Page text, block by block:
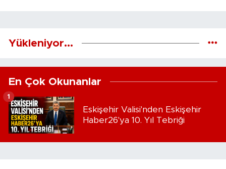
Yükleniyor...
En Çok Okunanlar
Eskişehir Valisi'nden Eskişehir
Haber26'ya 10. Yıl Tebriği
1